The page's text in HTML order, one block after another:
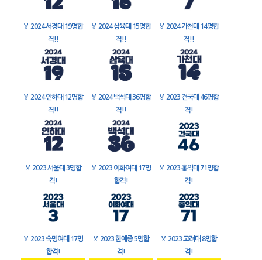
🏅 2024 서경대 19명합
격!!
🏅 2024 삼육대 15명합
격!!
🏅 2024 가천대 14명합
격!!
🏅 2024 인하대 12명합
격!!
🏅 2024 백석대 36명합
격!!
🏅 2023 건국대 46명합
격!
🏅 2023 서울대 3명합
격!
🏅 2023 이화여대 17명
합격!
🏅 2023 홍익대 71명합
격!
🏅 2023 숙명여대 17명
합격!
🏅 2023 한예종 5명합
격!
🏅 2023 고려대 8명합
격!